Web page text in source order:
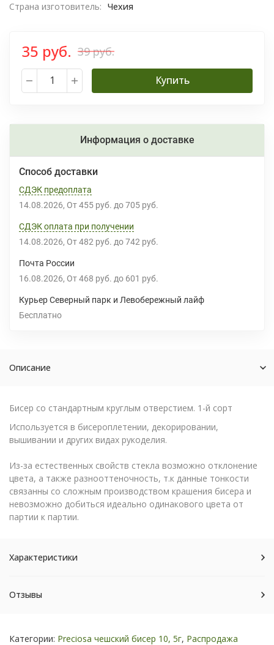
Страна изготовитель: Чехия
35 руб. 39 руб.
Купить
Информация о доставке
Способ доставки
СДЭК предоплата
14.08.2026 От 455 руб. до 705 руб.
СДЭК оплата при получении
14.08.2026 От 482 руб. до 742 руб.
Почта России
16.08.2026 От 468 руб. до 601 руб.
Курьер Северный парк и Левобережный лайф
Бесплатно
Описание
Бисер со стандартным круглым отверстием. 1-й сорт
Используется в бисероплетении, декорировании,
вышивании и других видах рукоделия.
Из-за естественных свойств стекла возможно отклонение
цвета, а также разнооттеночность, т.к данные тонкости
связанны со сложным производством крашения бисера и
невозможно добиться идеально одинакового цвета от
партии к партии.
Характеристики
Отзывы
Категории: Preciosa чешский бисер 10, 5г, Распродажа